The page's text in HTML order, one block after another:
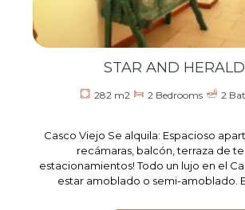
STAR AND
282 m2 2 Bedrooms 2
Casco Viejo Se alquila: Espacioso
recámaras, balcón, terraza de
estacionamientos! Todo un lujo en el
estar amoblado o semi-amoblado.